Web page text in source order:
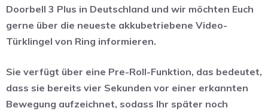
Doorbell 3 Plus in Deutschland und wir möchten Euch
gerne über die neueste akkubetriebene Video-
Türklingel von Ring informieren.
Sie verfügt über eine Pre-Roll-Funktion, das bedeutet,
dass sie bereits vier Sekunden vor einer erkannten
Bewegung aufzeichnet, sodass Ihr später noch